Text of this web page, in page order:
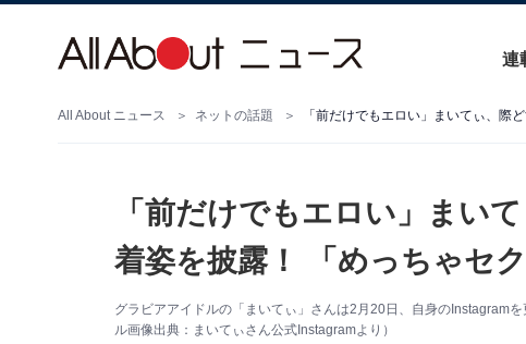
連
All About ニュース ネットの話題 「前だけでもエロい」まいてぃ、際
「前だけでもエロい」まい
着姿を披露！ 「めっちゃセク
グラビアアイドルの「まいてぃ」さんは2月20日、自身のInstagram
ル画像出典：まいてぃさん公式Instagramより）